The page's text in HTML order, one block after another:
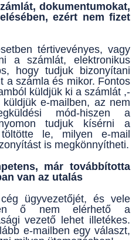
dokumentumokat,
ezért nem fizet
tértivevényes, vagy
a számlát, elektronikus
hogy tudjuk bizonyítani
a számla és mikor. Fontos
küldjük ki a számlát ,-
e-mailben, az nem
mód-hiszen a
tudjuk kísérni a
le, milyen e-mail
is megkönnyítheti.
már továbbította
van az utalás
ügyvezetőjét, és vele
ő nem elérhető a
vezető lehet illetékes.
e-mailben egy választ,